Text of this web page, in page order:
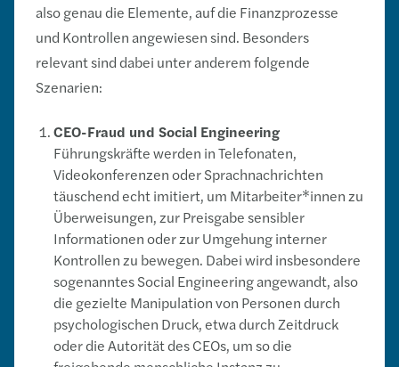
also genau die Elemente, auf die Finanzprozesse
und Kontrollen angewiesen sind. Besonders
relevant sind dabei unter anderem folgende
Szenarien:
CEO-Fraud und Social Engineering
Führungskräfte werden in Telefonaten,
Videokonferenzen oder Sprachnachrichten
täuschend echt imitiert, um Mitarbeiter*innen zu
Überweisungen, zur Preisgabe sensibler
Informationen oder zur Umgehung interner
Kontrollen zu bewegen. Dabei wird insbesondere
sogenanntes Social Engineering angewandt, also
die gezielte Manipulation von Personen durch
psychologischen Druck, etwa durch Zeitdruck
oder die Autorität des CEOs, um so die